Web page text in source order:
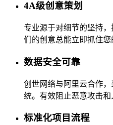
4A级创意策划
专业源于对细节的坚持
们的创意总能立即抓住您
数据安全可靠
创世网络与阿里云合作
统。有效阻止恶意攻击和
标准化项目流程